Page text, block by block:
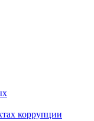
коррупции